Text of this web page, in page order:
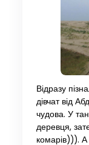
Відразу
дівчат від
чудова. У
деревця,
комарів))). А